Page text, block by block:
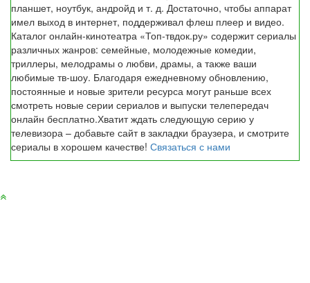
планшет, ноутбук, андройд и т. д. Достаточно, чтобы аппарат
имел выход в интернет, поддерживал флеш плеер и видео.
Каталог онлайн-кинотеатра «Топ-твдок.ру» содержит сериалы
различных жанров: семейные, молодежные комедии,
триллеры, мелодрамы о любви, драмы, а также ваши
любимые тв-шоу. Благодаря ежедневному обновлению,
постоянные и новые зрители ресурса могут раньше всех
смотреть новые серии сериалов и выпуски телепередач
онлайн бесплатно.Хватит ждать следующую серию у
телевизора – добавьте сайт в закладки браузера, и смотрите
сериалы в хорошем качестве! Связаться с нами